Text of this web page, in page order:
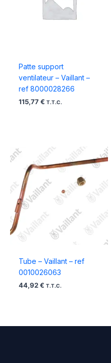
Patte support
ventilateur – Vaillant –
ref 8000028266
115,77 € T.T.C.
Tube – Vaillant – ref
0010026063
44,92 € T.T.C.